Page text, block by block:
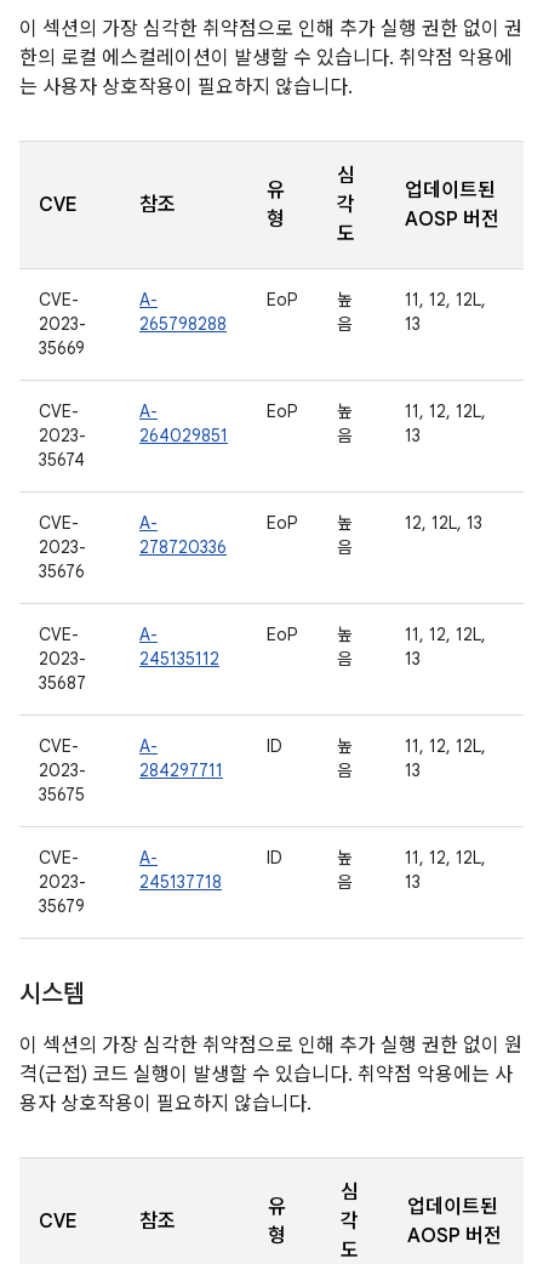
이 섹션의 가장 심각한 취약점으로 인해 추가 실행 권한 없이 권
한의 로컬 에스컬레이션이 발생할 수 있습니다. 취약점 악용에
는 사용자 상호작용이 필요하지 않습니다.
CVE 참조
유
형
심
각
도
업데이트된
AOSP 버전
CVE-
2023-
35669
A-
265798288
EoP
높
음
11, 12, 12L,
13
CVE-
2023-
35674
A-
264029851
EoP
높
음
11, 12, 12L,
13
CVE-
2023-
35676
A-
278720336
EoP
높
음
12, 12L, 13
CVE-
2023-
35687
A-
245135112
EoP
높
음
11, 12, 12L,
13
CVE-
2023-
35675
A-
284297711
ID
높
음
11, 12, 12L,
13
CVE-
2023-
35679
A-
245137718
ID
높
음
11, 12, 12L,
13
시스템
이 섹션의 가장 심각한 취약점으로 인해 추가 실행 권한 없이 원
격(근접) 코드 실행이 발생할 수 있습니다. 취약점 악용에는 사
용자 상호작용이 필요하지 않습니다.
CVE 참조
유
형
심
각
도
업데이트된
AOSP 버전